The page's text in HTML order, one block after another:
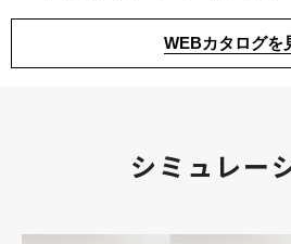
WEBカタログを
シミュレー